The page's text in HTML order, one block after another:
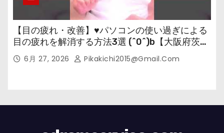
【目の疲れ・改善】♥パソコンの使い過ぎによる
目の疲れを解消する方法3選 (^0^)b【大阪府茨木
市の女性・美容鍼灸・整体師が教えます。】
6月 27, 2026 Pikakichi2015@gmail.com